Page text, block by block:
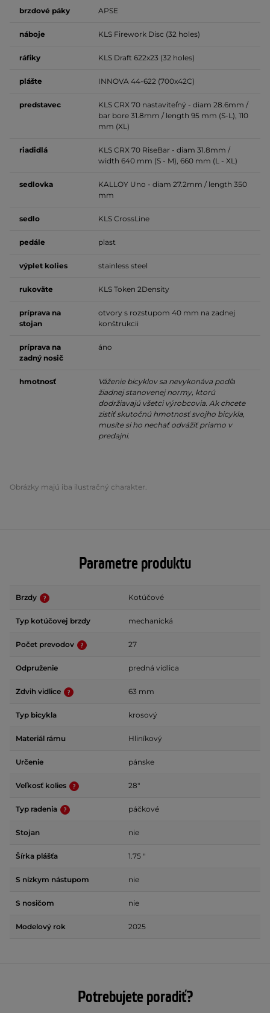
brzdové páky APSE
náboje KLS Firework Disc (32 holes)
ráfiky KLS Draft 622x23 (32 holes)
plášte INNOVA 44-622 (700x42C)
predstavec KLS CRX 70 nastaviteľný - diam 28.6mm /
bar bore 31.8mm / length 95 mm (S-L), 110
mm (XL)
riadidlá KLS CRX 70 RiseBar - diam 31.8mm /
width 640 mm (S - M), 660 mm (L - XL)
sedlovka KALLOY Uno - diam 27.2mm / length 350
mm
sedlo KLS CrossLine
pedále plast
výplet kolies stainless steel
rukoväte KLS Token 2Density
príprava na
stojan
otvory s rozstupom 40 mm na zadnej
konštrukcii
príprava na
zadný nosič
áno
hmotnosť
Váženie bicyklov sa nevykonáva podľa
žiadnej stanovenej normy, ktorú
dodržiavajú všetci výrobcovia. Ak chcete
zistiť skutočnú hmotnosť svojho bicykla,
musíte si ho nechať odvážiť priamo v
predajni.
Obrázky majú iba ilustračný charakter.
Parametre produktu
Brzdy Kotúčové
Typ kotúčovej brzdy mechanická
Počet prevodov 27
Odpruženie predná vidlica
Zdvih vidlice 63 mm
Typ bicykla krosový
Materiál rámu Hliníkový
Určenie pánske
Veľkosť kolies 28"
Typ radenia páčkové
Stojan nie
Šírka plášťa 1.75 "
S nízkym nástupom nie
S nosičom nie
Modelový rok 2025
Potrebujete poradiť?